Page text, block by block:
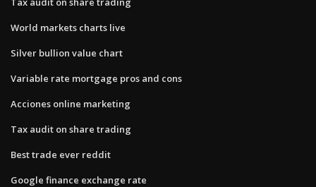
World markets charts live
Silver bullion value chart
Variable rate mortgage pros and cons
Acciones online marketing
Tax audit on share trading
Best trade ever reddit
Google finance exchange rate